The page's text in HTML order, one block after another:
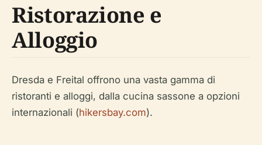
Ristorazione e
Alloggio
Dresda e Freital offrono una vasta gamma di
ristoranti e alloggi, dalla cucina sassone a opzioni
internazionali (hikersbay.com).